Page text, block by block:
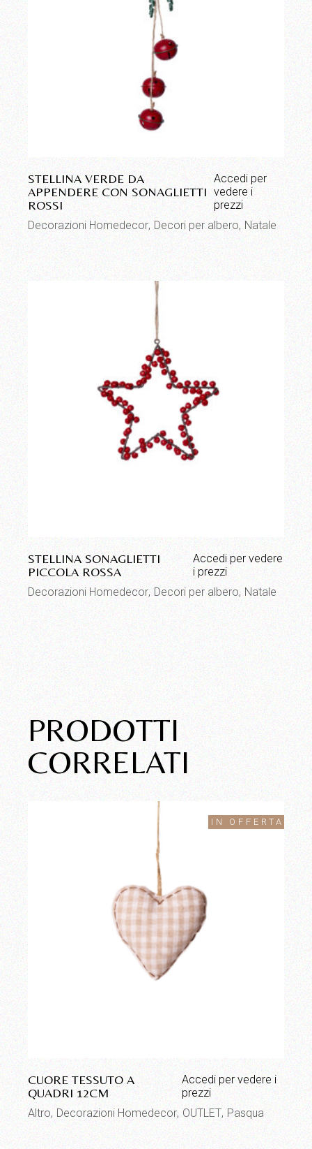
STELLINA VERDE DA
APPENDERE CON SONAGLIETTI
ROSSI
Accedi per
vedere i
prezzi
Decorazioni Homedecor Decori per albero Natale
STELLINA SONAGLIETTI
PICCOLA ROSSA
Accedi per vedere
i prezzi
Decorazioni Homedecor Decori per albero Natale
PRODOTTI
CORRELATI
IN OFFERTA
CUORE TESSUTO A
QUADRI 12CM
Accedi per vedere i
prezzi
Altro Decorazioni Homedecor OUTLET Pasqua